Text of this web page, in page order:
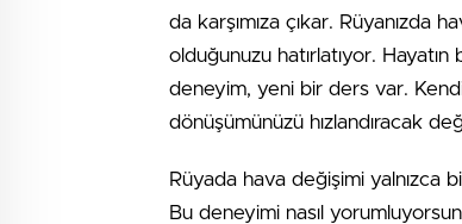
da karşımıza çıkar. Rüyanızda
olduğunuzu hatırlatıyor.
deneyim, yeni bir ders var.
dönüşümünüzü hızlandıracak
Rüyada hava değişimi yalnızca
Bu deneyimi nasıl